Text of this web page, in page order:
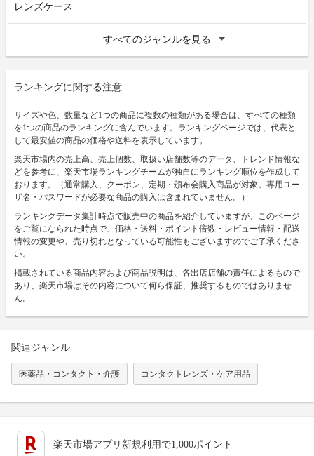
レンズケース
すべてのジャンルを見る
ランキングに関する注意
サイズや色、数量など1つの商品に複数の種類がある場合は、すべての種類
を1つの商品のランキングに含んでいます。ランキングページでは、代表と
して最安値の商品の価格や送料を表示しています。
楽天市場内の売上高、売上個数、取扱い店舗数等のデータ、トレンド情報な
どを参考に、楽天市場ランキングチームが独自にランキング順位を作成して
おります。（通常購入、クーポン、定期・頒布会購入商品が対象。専用ユー
ザ名・パスワードが必要な商品の購入は含まれていません。）
ランキングデータ集計時点で販売中の商品を紹介していますが、このページ
をご覧になられた時点で、価格・送料・ポイント倍数・レビュー情報・配送
情報の変更や、売り切れとなっている可能性もございますのでご了承くださ
い。
掲載されている商品内容および商品説明は、各出店店舗の責任によるもので
あり、楽天市場はその内容について何ら保証、推奨するものではありませ
ん。
関連ジャンル
医薬品・コンタクト・介護 コンタクトレンズ・ケア用品
楽天市場アプリ新規利用で1,000ポイント